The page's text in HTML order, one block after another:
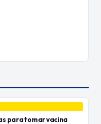
para tomar vacina